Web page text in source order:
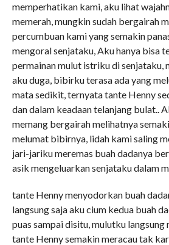
memperhatikan kami, aku lihat
memerah, mungkin sudah bergairah
percumbuan kami yang semakin
mengoral senjataku, Aku hanya bisa
permainan mulut istriku di senjataku,
aku duga, bibirku terasa ada yang
mata sedikit, ternyata tante Henny
dan dalam keadaan telanjang bulat..
memang bergairah melihatnya
melumat bibirnya, lidah kami saling
jari-jariku meremas buah dadanya
asik mengeluarkan senjataku dalam
tante Henny menyodorkan buah
langsung saja aku cium kedua buah
puas sampai disitu, mulutku langsung
tante Henny semakin meracau tak